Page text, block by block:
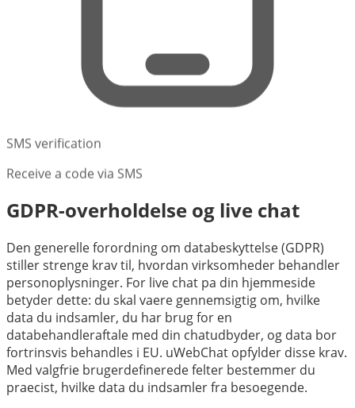
SMS verification
Receive a code via SMS
GDPR-overholdelse og live chat
Den generelle forordning om databeskyttelse (GDPR)
stiller strenge krav til, hvordan virksomheder behandler
personoplysninger. For live chat pa din hjemmeside
betyder dette: du skal vaere gennemsigtig om, hvilke
data du indsamler, du har brug for en
databehandleraftale med din chatudbyder, og data bor
fortrinsvis behandles i EU. uWebChat opfylder disse krav.
Med valgfrie brugerdefinerede felter bestemmer du
praecist, hvilke data du indsamler fra besoegende.